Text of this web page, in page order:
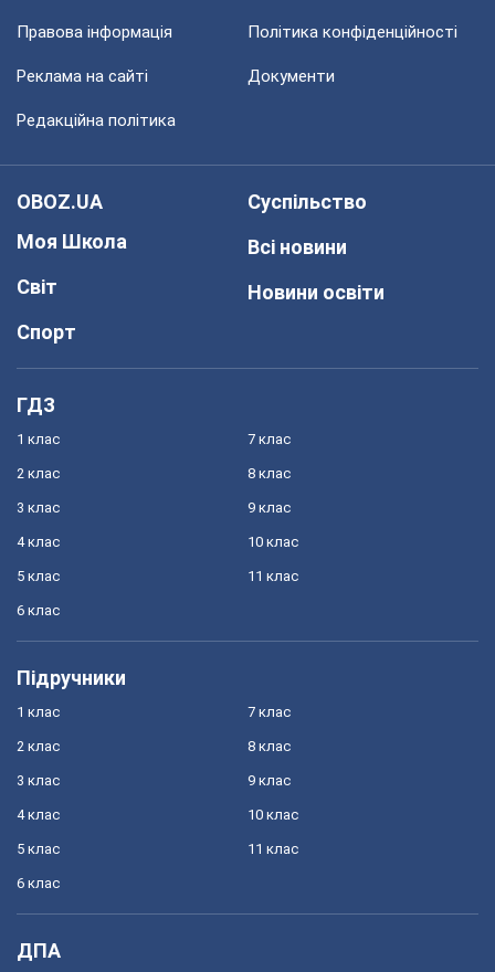
Правова інформація Політика конфіденційності
Реклама на сайті Документи
Редакційна політика
OBOZ.UA
Моя Школа
Світ
Спорт
Суспільство
Всі новини
Новини освіти
ГДЗ
1 клас
2 клас
3 клас
4 клас
5 клас
6 клас
7 клас
8 клас
9 клас
10 клас
11 клас
Підручники
1 клас
2 клас
3 клас
4 клас
5 клас
6 клас
7 клас
8 клас
9 клас
10 клас
11 клас
ДПА